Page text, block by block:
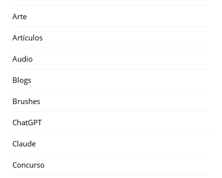
Arte
Artículos
Audio
Blogs
Brushes
ChatGPT
Claude
Concurso